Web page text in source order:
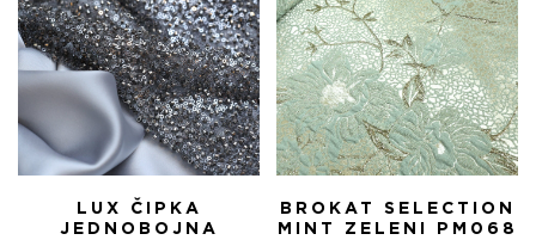
LUX ČIPKA
JEDNOBOJNA
BROKAT SELECTION
MINT ZELENI PM068